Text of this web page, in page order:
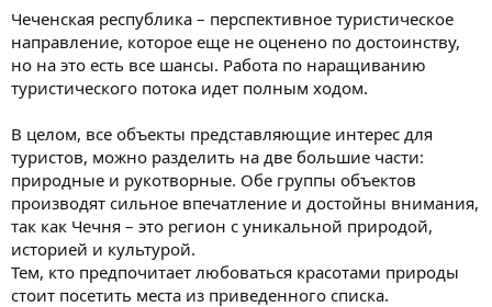
Чеченская республика – перспективное туристическое
направление, которое еще не оценено по достоинству,
но на это есть все шансы. Работа по наращиванию
туристического потока идет полным ходом.
В целом, все объекты представляющие интерес для
туристов, можно разделить на две большие части:
природные и рукотворные. Обе группы объектов
производят сильное впечатление и достойны внимания,
так как Чечня – это регион с уникальной природой,
историей и культурой.
Тем, кто предпочитает любоваться красотами природы
стоит посетить места из приведенного списка.